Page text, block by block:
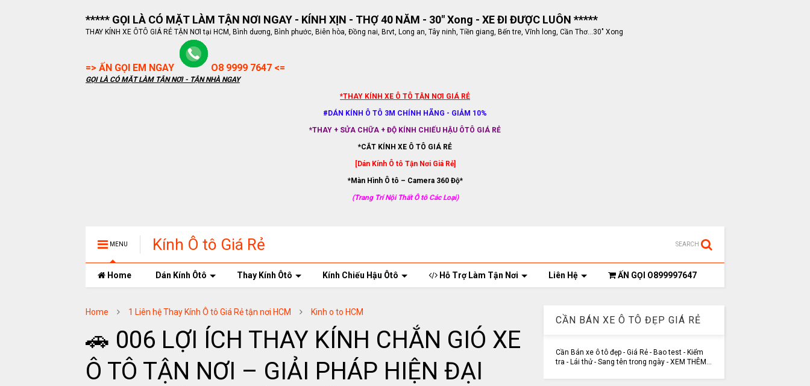
***** GỌI LÀ CÓ MẶT LÀM TẬN NƠI NGAY - KÍNH XỊN - THỢ 40 NĂM - 30" Xong - XE ĐI ĐƯỢC LUÔN *****
THAY KÍNH XE ÔTÔ GIÁ RẺ TẬN NƠI tại HCM, Bình dương, Bình phước, Biên hòa, Đồng nai, Brvt, Long an, Tây ninh, Tiền giang, Bến tre, Vĩnh long, Cần Thơ...30" Xong
=> ẤN GỌI EM NGAY O8 9999 7647 <=
GỌI LÀ CÓ MẶT LÀM TẬN NƠI - TẬN NHÀ NGAY
*THAY KÍNH XE Ô TÔ TẬN NƠI GIÁ RẺ
#DÁN KÍNH Ô TÔ 3M CHÍNH HÃNG - GIẢM 10%
*THAY + SỬA CHỮA + ĐỘ KÍNH CHIẾU HẬU ÔTÔ GIÁ RẺ
*CẮT KÍNH XE Ô TÔ GIÁ RẺ
[Dán Kính Ô tô Tận Nơi Giá Rẻ]
*Màn Hình Ô tô – Camera 360 Độ*
(Trang Trí Nội Thất Ô tô Các Loại)
MENU Kính Ô tô Giá Rẻ SEARCH
Home Dán Kính Ôtô Thay Kính Ôtô Kính Chiếu Hậu Ôtô Hỗ Trợ Làm Tận Nơi Liên Hệ ẤN GỌI O899997647
Home 1 Liên hệ Thay Kính Ô tô Giá Rẻ tận nơi HCM Kinh o to HCM
🚗 006 LỢI ÍCH THAY KÍNH CHẮN GIÓ XE
Ô TÔ TẬN NƠI – GIẢI PHÁP HIỆN ĐẠI
CẦN BÁN XE Ô TÔ ĐẸP GIÁ RẺ
Cần Bán xe ô tô đẹp - Giá Rẻ - Bao test - Kiểm
tra - Lái thử - Sang tên trong ngày - XEM THÊM...